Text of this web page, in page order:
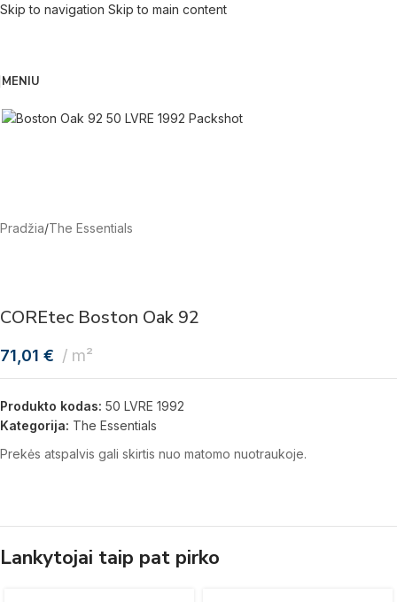
Skip to navigation Skip to main content
MENIU
Pradžia/The Essentials
COREtec Boston Oak 92
71,01 € m²
Produkto kodas: 50 LVRE 1992
Kategorija: The Essentials
Prekės atspalvis gali skirtis nuo matomo nuotraukoje.
Lankytojai taip pat pirko